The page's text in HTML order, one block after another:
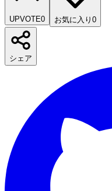
UPVOTE0 お気に入り 0
シェア